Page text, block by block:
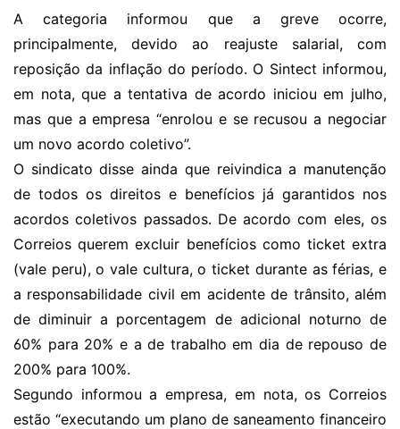
A categoria informou que a greve ocorre,
principalmente, devido ao reajuste salarial, com
reposição da inflação do período. O Sintect informou,
em nota, que a tentativa de acordo iniciou em julho,
mas que a empresa “enrolou e se recusou a negociar
um novo acordo coletivo”.
O sindicato disse ainda que reivindica a manutenção
de todos os direitos e benefícios já garantidos nos
acordos coletivos passados. De acordo com eles, os
Correios querem excluir benefícios como ticket extra
(vale peru), o vale cultura, o ticket durante as férias, e
a responsabilidade civil em acidente de trânsito, além
de diminuir a porcentagem de adicional noturno de
60% para 20% e a de trabalho em dia de repouso de
200% para 100%.
Segundo informou a empresa, em nota, os Correios
estão “executando um plano de saneamento financeiro